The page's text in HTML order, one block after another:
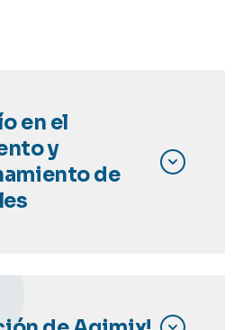
en el
y
de
es un cuello de